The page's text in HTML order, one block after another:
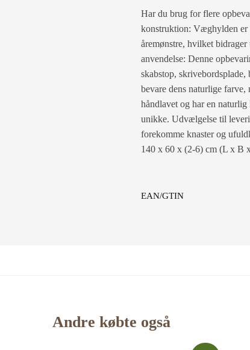
Har du brug for flere
konstruktion: Væghylden er
åremønstre, hvilket
anvendelse: Denne
skabstop,
bevare dens naturlige
håndlavet og har en
unikke. Udvælgelse til
forekomme knaster og
140 x 60 x (2-6) cm (L x B
EAN/GTIN
Andre købte også